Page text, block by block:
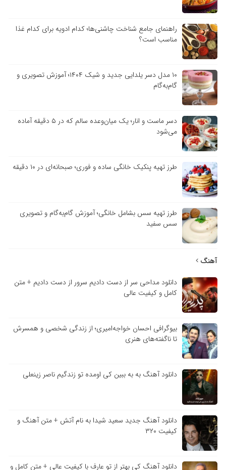
راهنمای جامع شناخت چاشنی‌ها؛ کدام ادویه برای کدام غذا
مناسب است؟
۱۰ مدل دسر یلدایی جدید و شیک ۱۴۰۴؛ آموزش تصویری و
گام‌به‌گام
دسر ماست و انار؛ یک میان‌وعده سالم که در ۵ دقیقه آماده
می‌شود
طرز تهیه پنکیک خانگی ساده و فوری؛ صبحانه‌ای در ۱۰ دقیقه
طرز تهیه سس بشامل خانگی؛ آموزش گام‌به‌گام و تصویری
سس سفید
آهنگ
دانلود مداحی سر از دست دادیم سرور از دست دادیم + متن
کامل و کیفیت عالی
بیوگرافی احسان خواجه‌امیری؛ از زندگی شخصی و همسرش
تا ناگفته‌های هنری
دانلود آهنگ به به ببین کی اومده تو زندگیم ناصر زینعلی
دانلود آهنگ جدید سعید شیدا به نام آتش + متن آهنگ و
کیفیت ۳۲۰
دانلود آهنگ کی بهتر از تو عارف با کیفیت عالی + متن کامل و